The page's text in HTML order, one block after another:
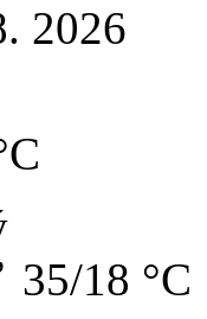
2026
35/18 °C